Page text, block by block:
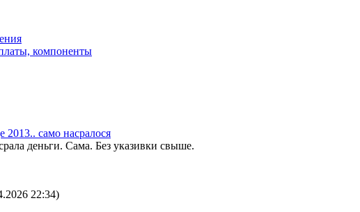
компоненты
2013.. само насралося
деньги. Сама. Без указивки свыше.
22:34)